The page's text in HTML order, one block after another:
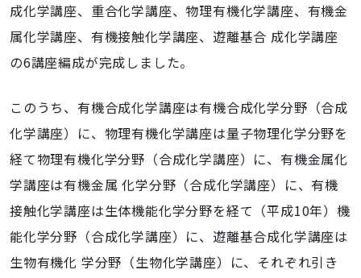
成化学講座、重合化学講座、物理有機化学講座、有機金
属化学講座、有機接触化学講座、遊離基合 成化学講座
の6講座編成が完成しました。
このうち、有機合成化学講座は有機合成化学分野（合成
化学講座）に、物理有機化学講座は量子物理化学分野を
経て物理有機化学分野（合成化学講座）に、有機金属化
学講座は有機金属 化学分野（合成化学講座）に、有機
接触化学講座は生体機能化学分野を経て（平成10年）機
能化学分野（合成化学講座）に、遊離基合成化学講座は
生物有機化 学分野（生物化学講座）に、それぞれ引き